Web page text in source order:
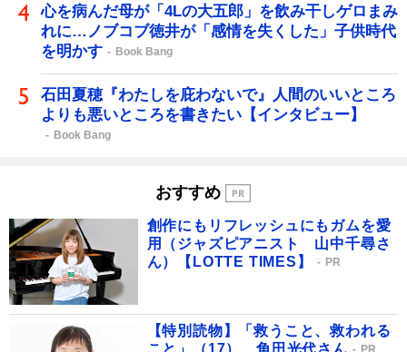
心を病んだ母が「4Lの大五郎」を飲み干しゲロまみ
れに…ノブコブ徳井が「感情を失くした」子供時代
を明かす
Book Bang
石田夏穂『わたしを庇わないで』人間のいいところ
よりも悪いところを書きたい【インタビュー】
Book Bang
おすすめ
創作にもリフレッシュにもガムを愛
用（ジャズピアニスト 山中千尋さ
ん）【LOTTE TIMES】
PR
【特別読物】「救うこと、救われる
こと」（17） 角田光代さん
PR